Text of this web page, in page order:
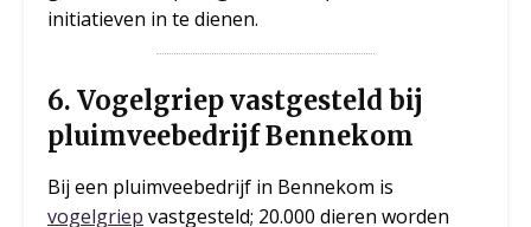
initiatieven in te dienen.
6. Vogelgriep vastgesteld bij
pluimveebedrijf Bennekom
Bij een pluimveebedrijf in Bennekom is
vogelgriep vastgesteld; 20.000 dieren worden